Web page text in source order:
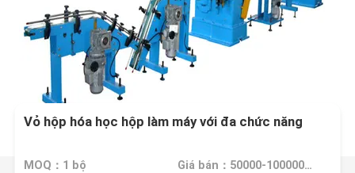
Vỏ hộp hóa học hộp làm máy với đa chức năng
MOQ：1 bộ Giá bán：50000-100000USD